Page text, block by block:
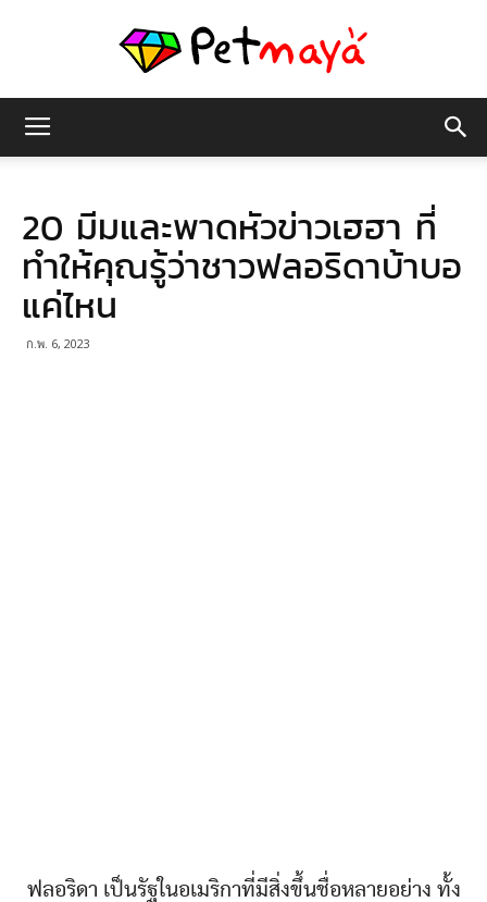
มายา
20 มีมและพาดหัวข่าวเฮฮา ที่
ทำให้คุณรู้ว่าชาวฟลอริดาบ้าบอ
แค่ไหน
ก.พ. 6, 2023
ฟลอริดา เป็นรัฐในอเมริกาที่มีสิ่งขึ้นชื่อหลายอย่าง ทั้ง